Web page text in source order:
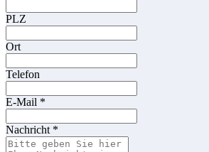
PLZ
Ort
Telefon
E-Mail *
Nachricht *